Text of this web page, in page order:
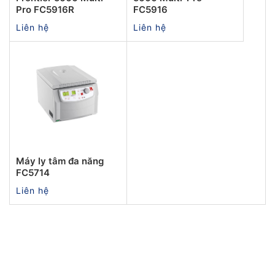
Pro FC5916R
Liên hệ
FC5916
Liên hệ
Máy ly tâm đa năng
FC5714
Liên hệ